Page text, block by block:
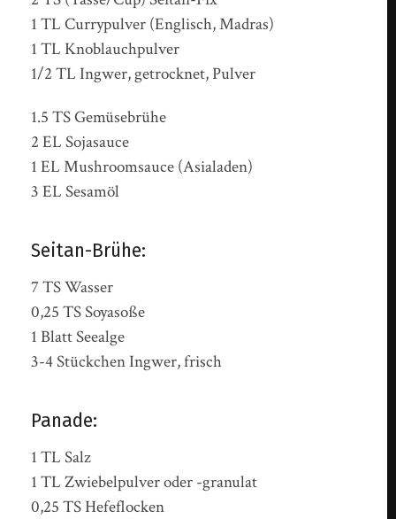
1 TL Currypulver (Englisch, Madras)
1 TL Knoblauchpulver
1/2 TL Ingwer, getrocknet, Pulver
1.5 TS Gemüsebrühe
2 EL Sojasauce
1 EL Mushroomsauce (Asialaden)
3 EL Sesamöl
Seitan-Brühe:
7 TS Wasser
0,25 TS Soyasoße
1 Blatt Seealge
3-4 Stückchen Ingwer, frisch
Panade:
1 TL Salz
1 TL Zwiebelpulver oder -granulat
0,25 TS Hefeflocken